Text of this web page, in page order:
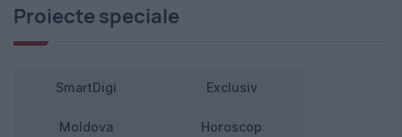
Proiecte speciale
SmartDigi Exclusiv
Moldova Horoscop